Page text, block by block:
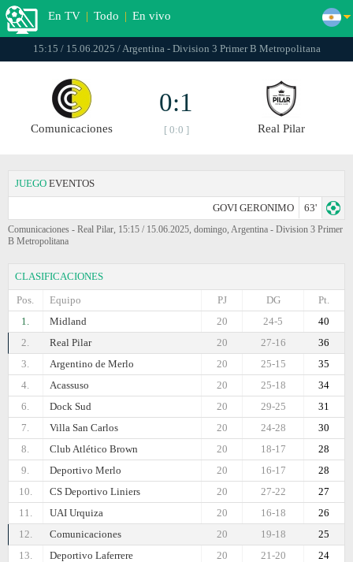
En TV | Todo | En vivo
15:15 / 15.06.2025 / Argentina - Division 3 Primer B Metropolitana
Comunicaciones
0:1
[ 0:0 ] Real Pilar
JUEGO EVENTOS
GOVI GERONIMO 63'
Comunicaciones - Real Pilar, 15:15 / 15.06.2025, domingo, Argentina - Division 3 Primer
B Metropolitana
CLASIFICACIONES
Pos.
Equipo Pt.
DG
PJ
1.
Midland 40
24-5
20
2.
Real Pilar 36
27-16
20
3.
Argentino de Merlo 35
25-15
20
4.
Acassuso 34
25-18
20
6.
Dock Sud 31
29-25
20
7.
Villa San Carlos 30
24-28
20
8.
Club Atlético Brown 28
18-17
20
9.
Deportivo Merlo 28
16-17
20
10.
CS Deportivo Liniers 27
27-22
20
11.
UAI Urquiza 26
16-18
20
12.
Comunicaciones 25
19-18
20
13.
Deportivo Laferrere 24
21-20
20